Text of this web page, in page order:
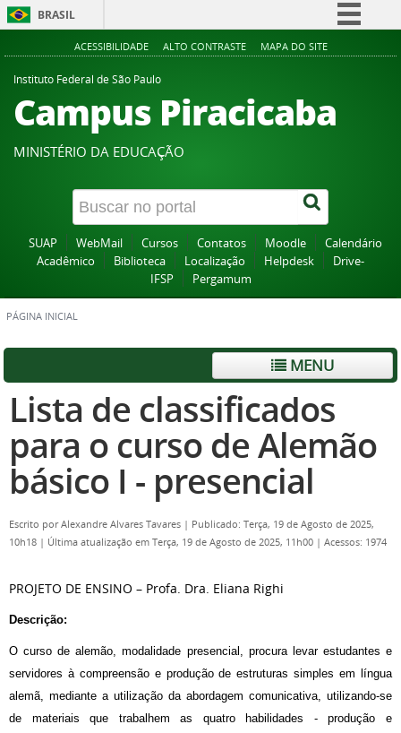
BRASIL
Simplifique!
Participe
Acesso à informação
Canais
ACESSIBILIDADE ALTO CONTRASTE MAPA DO SITE
Instituto Federal de São Paulo
Campus Piracicaba
MINISTÉRIO DA EDUCAÇÃO
SUAP WebMail Cursos Contatos Moodle
Calendário
Acadêmico
Biblioteca Localização Helpdesk
Drive-
IFSP
Pergamum
PÁGINA INICIAL
MENU
Lista de classificados
para o curso de Alemão
básico I - presencial
Escrito porAlexandre Alvares Tavares | Publicado: Terça, 19 de Agosto de 2025,
10h18 | Última atualização em Terça, 19 de Agosto de 2025, 11h00 | Acessos: 1974
PROJETO DE ENSINO – Profa. Dra. Eliana Righi
Descrição:
O curso de alemão, modalidade presencial, procura levar estudantes e
servidores à compreensão e produção de estruturas simples em língua
alemã, mediante a utilização da abordagem comunicativa, utilizando-se
de materiais que trabalhem as quatro habilidades - produção e